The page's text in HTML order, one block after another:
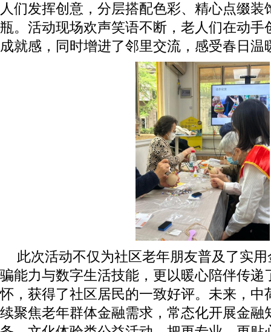
人们发挥创意，分层搭配色彩、精心点缀
瓶。活动现场欢声笑语不断，老人们在动手
成就感，同时增进了邻里交流，感受春日温
此次活动不仅为社区老年朋友普及了实
骗能力与数字生活技能，更以暖心陪伴传递
怀，获得了社区居民的一致好评。未来，中
续聚焦老年群体金融需求，常态化开展金融